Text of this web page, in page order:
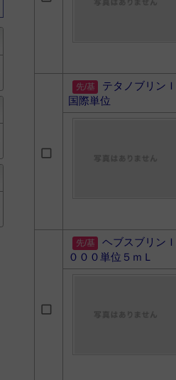
テタノブリン
国際単位
ヘブスブリン
０００単位５ｍＬ